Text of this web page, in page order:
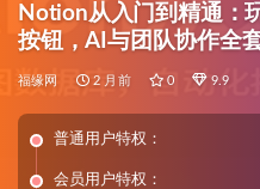
Notion从入门到精通：
按钮，AI与团队协作全
福缘网 2 月前 0 9.9
普通用户特权：
会员用户特权：